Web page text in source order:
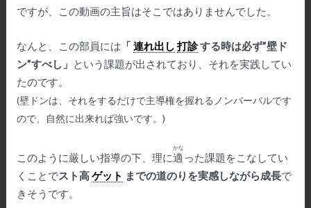
ですが、この動画の主旨はそこではありませんでした。
なんと、この部員には 「 連れ出し 打診する時は必ず”壁ド
ン”すべし」 という課題が出されており、それを実践してい
たのです。
(壁ドンは、それをするだけで主導権を握れるノンバーバルです
ので、自然に出来れば強いです。 )
このように厳しい指導の下、理に適
かな
った課題をこなしてい
くことでスト高ゲット までの道のりを実感しながら成長で
きそうです。